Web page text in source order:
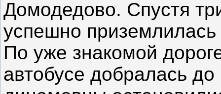
Домодедово. Спустя
успешно
По уже знакомой
автобусе добралась